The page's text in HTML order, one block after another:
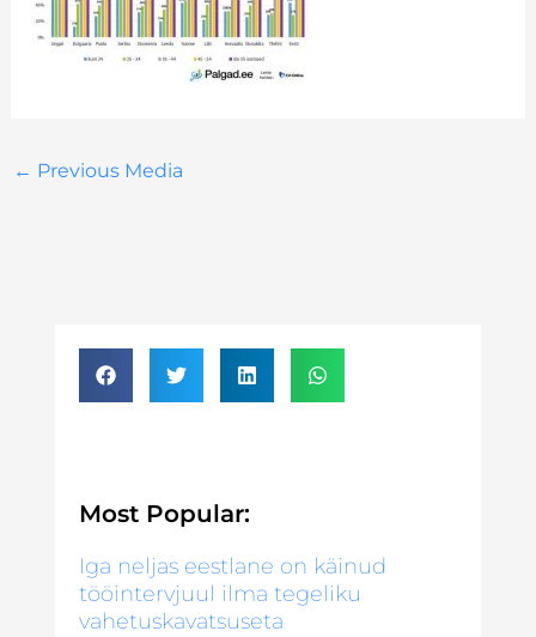
← Previous Media
Most Popular:
Iga neljas eestlane on käinud
tööintervjuul ilma tegeliku
vahetuskavatsuseta